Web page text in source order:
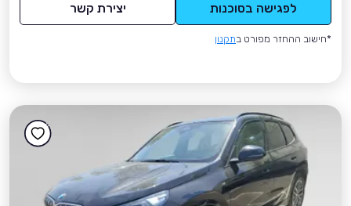
לפגישה בסוכנות יצירת קשר
*חישוב ההחזר מפורט בתקנון